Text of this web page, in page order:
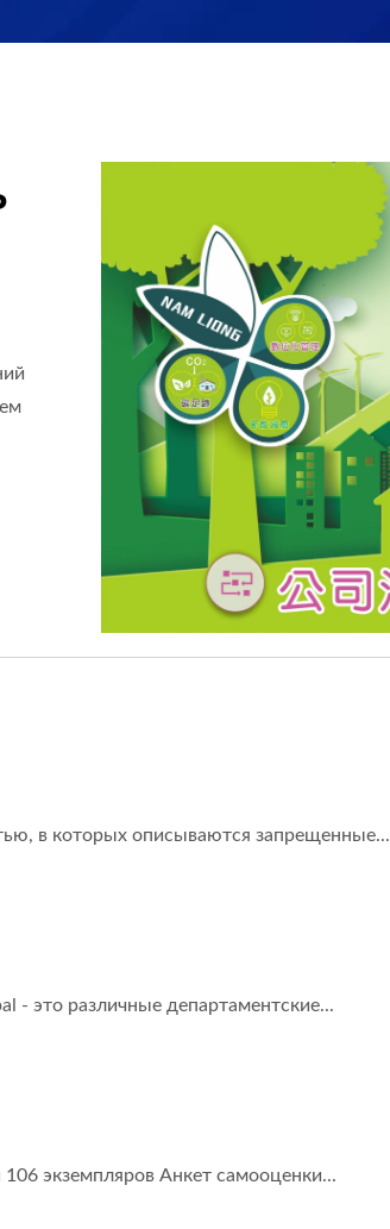
в которых описываются запрещенные...
- это различные департаментские...
экземпляров Анкет самооценки...